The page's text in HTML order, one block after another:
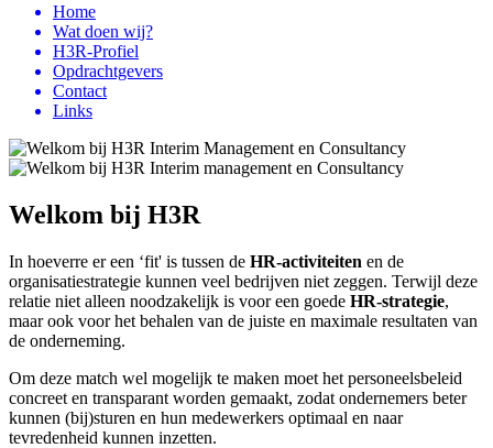
Home
Wat doen wij?
H3R-Profiel
Opdrachtgevers
Contact
Links
Welkom bij H3R
In hoeverre er een ‘fit' is tussen de HR-activiteiten en de
organisatiestrategie kunnen veel bedrijven niet zeggen. Terwijl deze
relatie niet alleen noodzakelijk is voor een goede HR-strategie,
maar ook voor het behalen van de juiste en maximale resultaten van
de onderneming.
Om deze match wel mogelijk te maken moet het personeelsbeleid
concreet en transparant worden gemaakt, zodat ondernemers beter
kunnen (bij)sturen en hun medewerkers optimaal en naar
tevredenheid kunnen inzetten.